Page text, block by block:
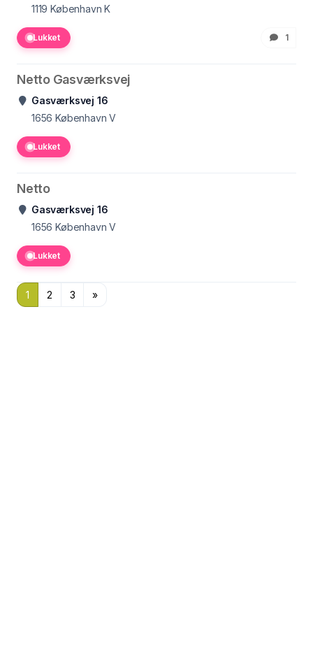
1119 København K
Lukket 1
Netto Gasværksvej
Gasværksvej 16
1656 København V
Lukket
Netto
Gasværksvej 16
1656 København V
Lukket
1 2 3 »